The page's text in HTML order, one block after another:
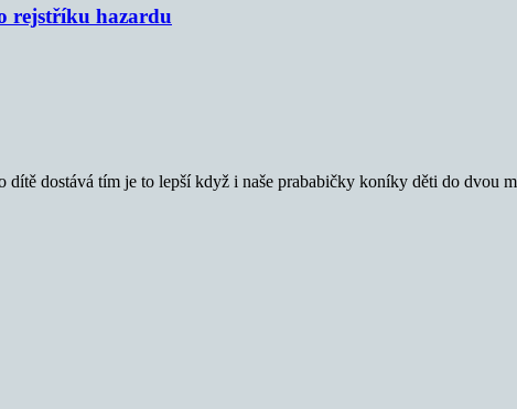
rejstříku hazardu
dostává tím je to lepší když i naše prababičky koníky děti do dvou